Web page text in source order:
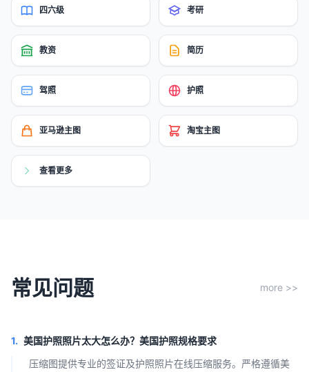
四六级 考研
教资 简历
驾照 护照
亚马逊主图 淘宝主图
查看更多
常见问题 more >>
1. 美国护照照片太大怎么办？美国护照规格要求
压缩图提供专业的签证及护照照片在线压缩服务。严格遵循美